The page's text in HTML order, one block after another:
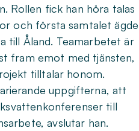
Rollen fick han höra talas
och första samtalet ägde
till Åland. Teamarbetet är
fram emot med tjänsten,
tilltalar honom.
uppgifterna, att
till
avslutar han.